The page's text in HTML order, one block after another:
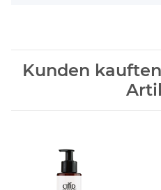
Kunden